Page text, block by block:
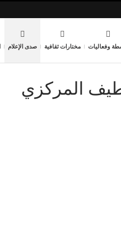
وفعاليات مختارات ثقافية صدى الإعلام
المركزي